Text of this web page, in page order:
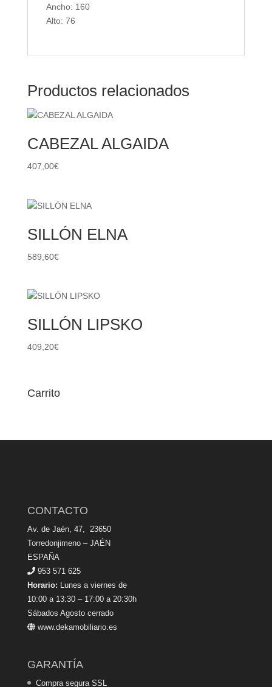
Ancho: 160
Alto: 76
Productos relacionados
CABEZAL ALGAIDA
407,00€
SILLÓN ELNA
589,60€
SILLÓN LIPSKO
409,20€
Carrito
CONTACTO
Av. de Jaén, 47, 23650
Torredonjimeno – JAÉN
ESPAÑA
953 571 625
Horario: Lunes a viernes de
10:00 a 13:30 – 17:00 a 20:30h
Sábados Agosto cerrado
www.dekamobiliario.es
GARANTÍA
Compra segura SSL